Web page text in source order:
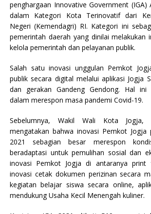
penghargaan Innovative Government (IGA)
dalam Kategori Kota Terinovatif dari
Negeri (Kemendagri) RI. Kategori ini
pemerintah daerah yang dinilai melakukan
kelola pemerintah dan pelayanan publik.
Salah satu inovasi unggulan Pemkot
publik secara digital melalui aplikasi Jogja
dan gerakan Gandeng Gendong. Hal ini
dalam merespon masa pandemi Covid-19.
Sebelumnya, Wakil Wali Kota Jogja,
mengatakan bahwa inovasi Pemkot Jogja
2021 sebagian besar merespon
beradaptasi untuk pemulihan sosial dan
inovasi Pemkot Jogja di antaranya
inovasi cetak dokumen perizinan secara
kegiatan belajar siswa secara online,
mendukung Usaha Kecil Menengah kuliner.